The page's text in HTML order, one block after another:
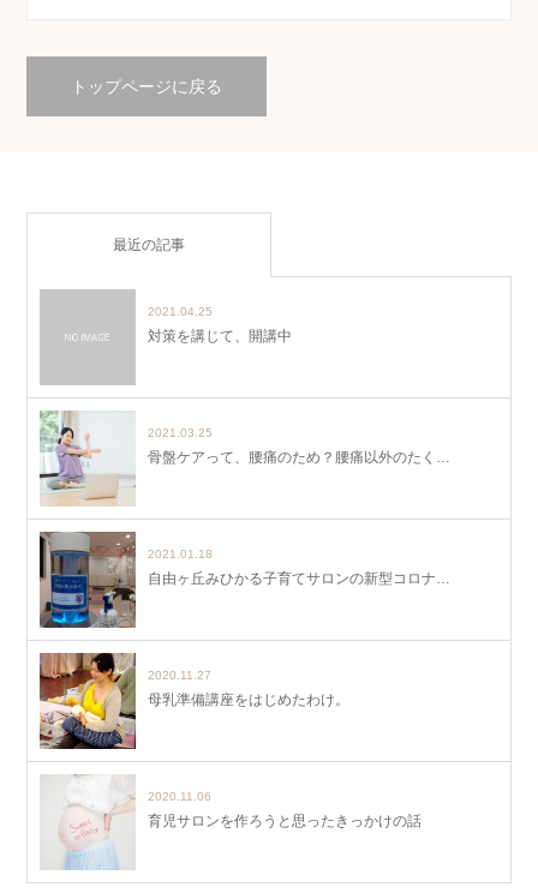
トップページに戻る
最近の記事
2021.04.25
対策を講じて、開講中
2021.03.25
骨盤ケアって、腰痛のため？腰痛以外のたく…
2021.01.18
自由ヶ丘みひかる子育てサロンの新型コロナ…
2020.11.27
母乳準備講座をはじめたわけ。
2020.11.06
育児サロンを作ろうと思ったきっかけの話